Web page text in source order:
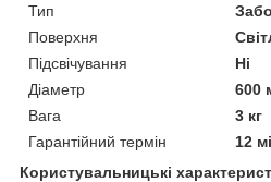
Тип
Поверхня
Підсвічування
Ні
Діаметр
600
Вага
3 кг
Гарантійний термін
12
Користувальницькі